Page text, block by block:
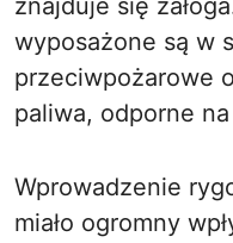
znajduje się
wyposażone są w
przeciwpożarowe
paliwa, odporne
Wprowadzenie
miało ogromny